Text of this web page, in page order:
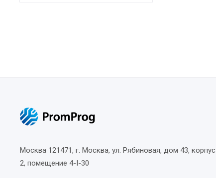
Москва 121471, г. Москва, ул. Рябиновая, дом 43, корпус
2, помещение 4-I-30